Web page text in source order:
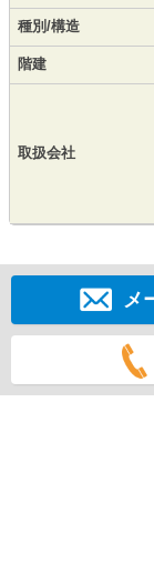
種別/構造
階建
取扱会社
メ